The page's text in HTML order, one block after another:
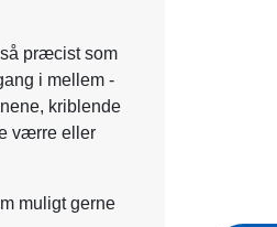
præcist som
i mellem -
kriblende
værre eller
muligt gerne